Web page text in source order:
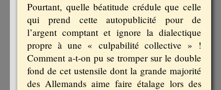
Pourtant, quelle béatitude crédule que celle
qui prend cette autopublicité pour de
l’argent comptant et ignore la dialectique
propre à une « culpabilité collective » !
Comment a-t-on pu se tromper sur le double
fond de cet ustensile dont la grande majorité
des Allemands aime faire étalage lors des